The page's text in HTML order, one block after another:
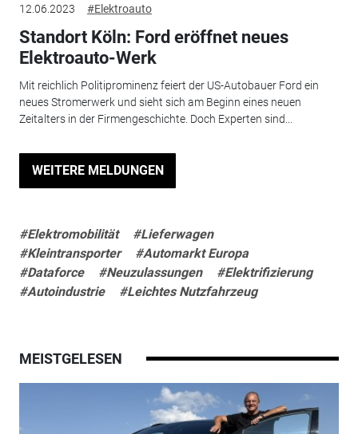
12.06.2023 #Elektroauto
Standort Köln: Ford eröffnet neues
Elektroauto-Werk
Mit reichlich Politiprominenz feiert der US-Autobauer Ford ein
neues Stromerwerk und sieht sich am Beginn eines neuen
Zeitalters in der Firmengeschichte. Doch Experten sind...
WEITERE MELDUNGEN
#Elektromobilität
#Lieferwagen
#Kleintransporter
#Automarkt Europa
#Dataforce
#Neuzulassungen
#Elektrifizierung
#Autoindustrie
#Leichtes Nutzfahrzeug
MEISTGELESEN